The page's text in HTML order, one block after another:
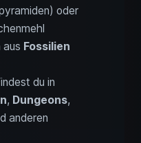
oder
aus Fossilien
du in
, Dungeons,
anderen